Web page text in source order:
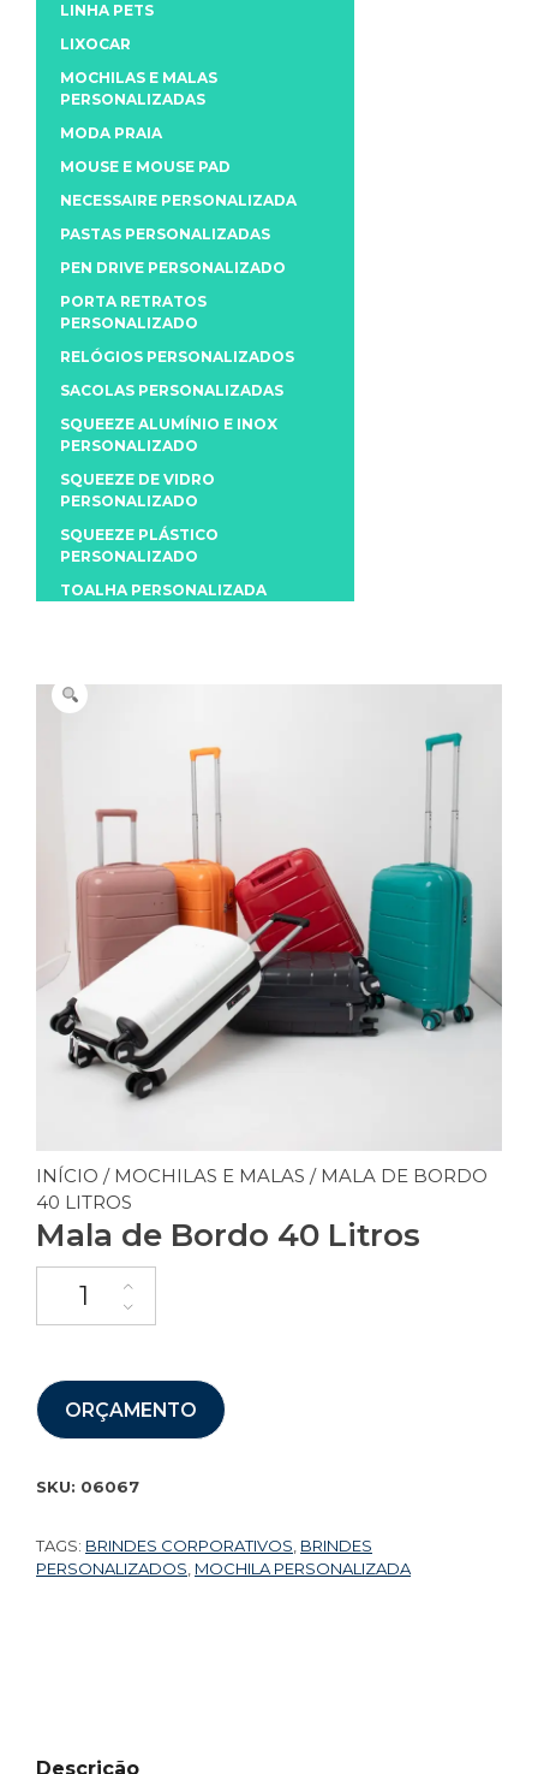
INÍCIO / MOCHILAS E MALAS / MALA DE BORDO
40 LITROS
Mala de Bordo 40 Litros
ORÇAMENTO
SKU: 06067
TAGS: BRINDES CORPORATIVOS BRINDES
PERSONALIZADOS MOCHILA PERSONALIZADA
Descrição
LINHA PETS
LIXOCAR
MOCHILAS E MALAS
PERSONALIZADAS
MODA PRAIA
MOUSE E MOUSE PAD
NECESSAIRE PERSONALIZADA
PASTAS PERSONALIZADAS
PEN DRIVE PERSONALIZADO
PORTA RETRATOS
PERSONALIZADO
RELÓGIOS PERSONALIZADOS
SACOLAS PERSONALIZADAS
SQUEEZE ALUMÍNIO E INOX
PERSONALIZADO
SQUEEZE DE VIDRO
PERSONALIZADO
SQUEEZE PLÁSTICO
PERSONALIZADO
TOALHA PERSONALIZADA